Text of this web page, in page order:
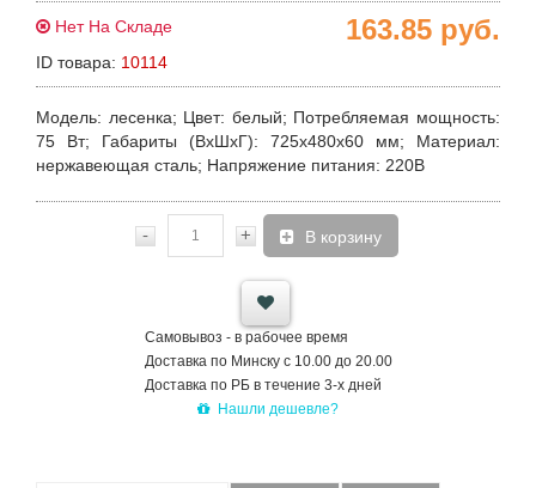
Нет На Складе
ID товара: 10114
163.85 руб.
Модель: лесенка; Цвет: белый; Потребляемая мощность:
75 Вт; Габариты (ВхШхГ): 725x480х60 мм; Материал:
нержавеющая сталь; Напряжение питания: 220В
- + В корзину
Самовывоз - в рабочее время
Доставка по Минску с 10.00 до 20.00
Доставка по РБ в течение 3-х дней
Нашли дешевле?